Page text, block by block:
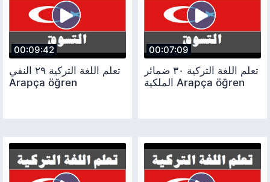
00:09:42
تعلم اللغة التركية ٢٩ النفي
Arapça öğren
00:07:09
تعلم اللغة التركية ٣٠ ضمائر
الملكية Arapça öğren